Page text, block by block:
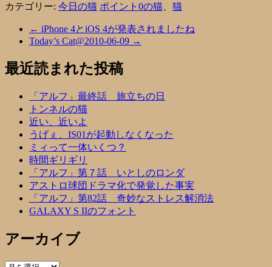
カテゴリー: 今日の猫 ポイント0の猫 猫
← iPhone 4とiOS 4が発表されましたね
Today’s Cat@2010-06-09 →
最近読まれた投稿
「アルフ」最終話 旅立ちの日
トンネルの猫
近い、近いよ
うげぇ、IS01が起動しなくなった
ミィって一体いくつ？
時間ギリギリ
「アルフ」第７話 いとしのロンダ
アストロ球団ドラマ化で発覚した事実
「アルフ」第82話 奇妙なストレス解消法
GALAXY S IIのフォント
アーカイブ